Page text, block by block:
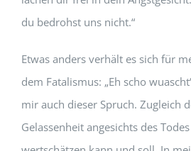
du bedrohst uns nicht.“
Etwas anders verhält es sich für
dem Fatalismus: „Eh scho
mir auch dieser Spruch. Zugleich
Gelassenheit angesichts des